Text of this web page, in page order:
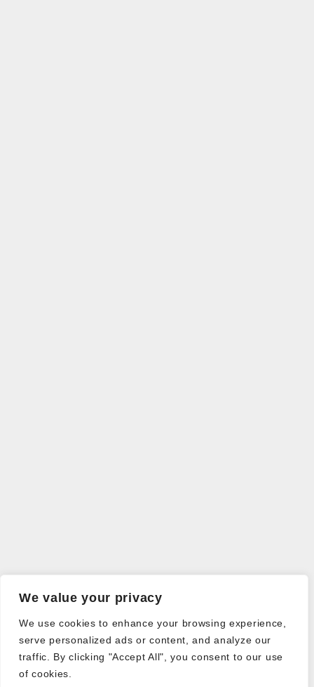
We value your privacy
We use cookies to enhance your browsing experience,
serve personalized ads or content, and analyze our
traffic. By clicking "Accept All", you consent to our use
of cookies.